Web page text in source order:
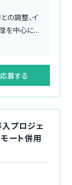
の調整、イ
を中心に...
応募する
プロジェ
ート併用